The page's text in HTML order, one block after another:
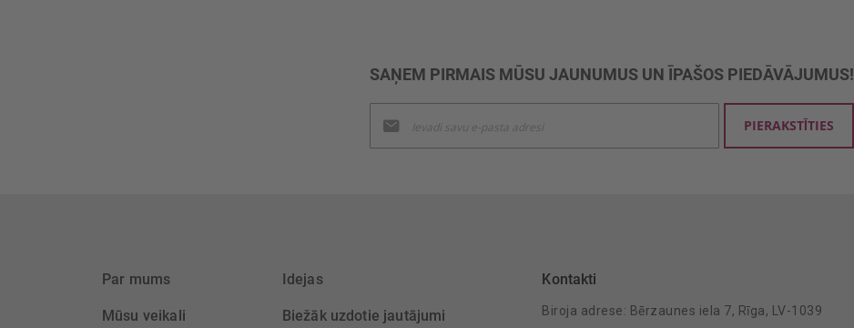
SAŅEM PIRMAIS MŪSU JAUNUMUS UN ĪPAŠOS PIEDĀVĀJUMUS!
jaunumu
saņemšanai:
PIERAKSTĪTIES
Par mums
Mūsu veikali
Idejas
Biežāk uzdotie jautājumi
Kontakti
Biroja adrese: Bērzaunes iela 7, Rīga, LV-1039